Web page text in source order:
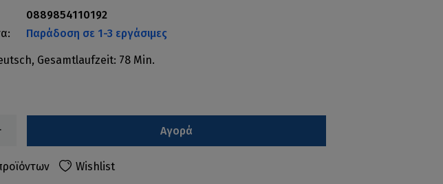
0889854110192
Παράδοση σε 1-3 εργάσιμες
Gesamtlaufzeit: 78 Min.
Αγορά
Wishlist